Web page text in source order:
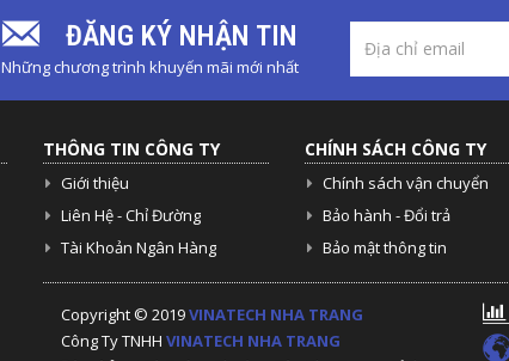
ĐĂNG KÝ NHẬN TIN
Những chương trình khuyến mãi mới nhất
THÔNG TIN CÔNG TY
Giới thiệu
Liên Hệ - Chỉ Đường
Tài Khoản Ngân Hàng
CHÍNH SÁCH CÔNG TY
Chính sách vận chuyển
Bảo hành - Đổi trả
Bảo mật thông tin
Copyright © 2019VINATECH NHA TRANG
Công Ty TNHH VINATECH NHA TRANG